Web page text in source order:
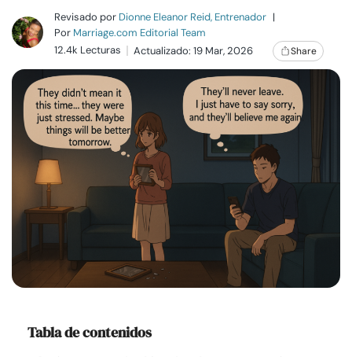
Relaciones
Familia
Ayuda
Cursos
Recursos
Comunidad
Idioma
Revisado por Dionne Eleanor Reid, Entrenador |
Por Marriage.com Editorial Team
12.4k Lecturas
Actualizado: 19 Mar, 2026 Share
Tabla de contenidos